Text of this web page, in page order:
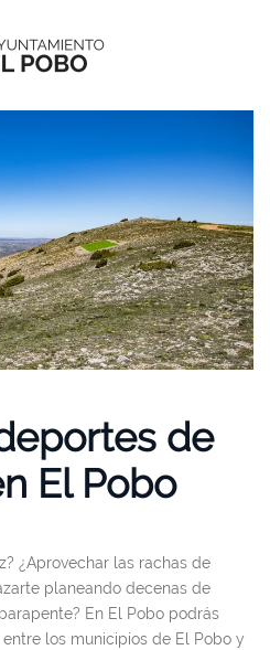
de
El Pobo
¿Aprovechar las rachas de
planeando decenas de
En El Pobo podrás
los municipios de El Pobo y